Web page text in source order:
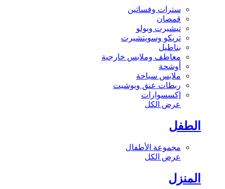
سترات وفساتين
قمصان
تيشيرت وبولو
تريكو وسويتشيرت
بناطيل
معاطف وملابس خارجية
أوشحة
ملابس سباحة
ربطات عنق وبوشيت
إكسسوارات
عرض الكل
الطفل
مجموعة الأطفال
عرض الكل
المنزل